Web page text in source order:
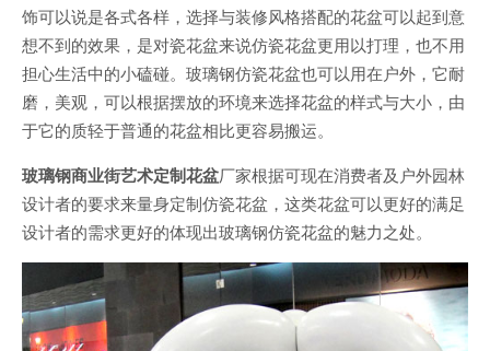
饰可以说是各式各样，选择与装修风格搭配的花盆可以起到意
想不到的效果，是对瓷花盆来说仿瓷花盆更用以打理，也不用
担心生活中的小磕碰。玻璃钢仿瓷花盆也可以用在户外，它耐
磨，美观，可以根据摆放的环境来选择花盆的样式与大小，由
于它的质轻于普通的花盆相比更容易搬运。
玻璃钢商业街艺术定制花盆厂家根据可现在消费者及户外园林
设计者的要求来量身定制仿瓷花盆，这类花盆可以更好的满足
设计者的需求更好的体现出玻璃钢仿瓷花盆的魅力之处。